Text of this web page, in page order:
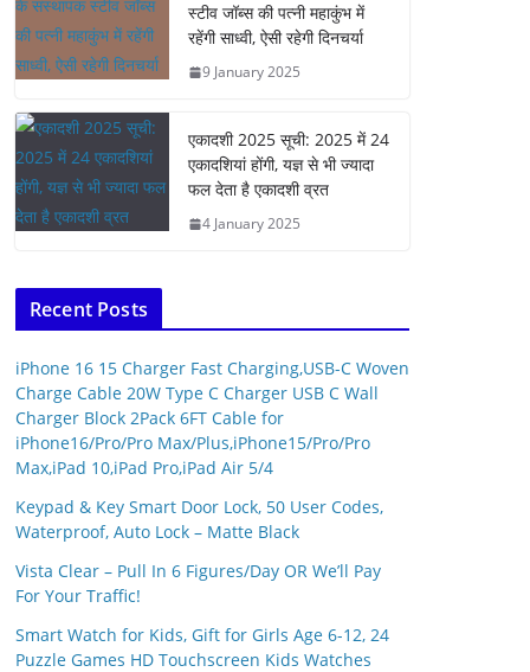
स्टीव जॉब्स की पत्नी महाकुंभ में
रहेंगी साध्वी, ऐसी रहेगी दिनचर्या
9 January 2025
एकादशी 2025 सूची: 2025 में 24
एकादशियां होंगी, यज्ञ से भी ज्यादा
फल देता है एकादशी व्रत
4 January 2025
Recent Posts
iPhone 16 15 Charger Fast Charging,USB-C Woven
Charge Cable 20W Type C Charger USB C Wall
Charger Block 2Pack 6FT Cable for
iPhone16/Pro/Pro Max/Plus,iPhone15/Pro/Pro
Max,iPad 10,iPad Pro,iPad Air 5/4
Keypad & Key Smart Door Lock, 50 User Codes,
Waterproof, Auto Lock – Matte Black
Vista Clear – Pull In 6 Figures/Day OR We’ll Pay
For Your Traffic!
Smart Watch for Kids, Gift for Girls Age 6-12, 24
Puzzle Games HD Touchscreen Kids Watches